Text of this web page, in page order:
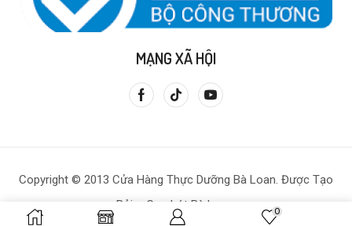
0
MẠNG XÃ HỘI
Copyright © 2013 Cửa Hàng Thực Dưỡng Bà Loan. Được Tạo
Bởi – Gạo Lứt Bà Loan.